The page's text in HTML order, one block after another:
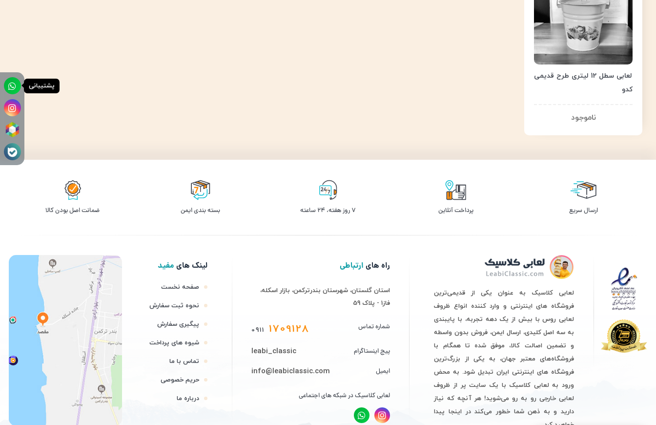
لعابی سطل 12 لیتری طرح قدیمی
کدو
پشتیبانی
ارسال سریع پرداخت آنلاین ۷ روز ﻫﻔﺘﻪ، ۲۴ ﺳﺎﻋﺘﻪ بسته بندی ایمن ﺿﻤﺎﻧﺖ اﺻﻞ ﺑﻮدن ﮐﺎﻟﺎ
لعابی کلاسیک به عنوان یکی از قدیمی‌ترین
فروشگاه های اینترنتی و وارد کننده انواع ظروف
لعابی روس با بیش از یک دهه تجربه، با پایبندی
به سه اصل کلیدی، ارسال ایمن، فروش بدون واسطه
و تضمین اصالت کالا، موفق شده تا همگام با
فروشگاه‌های معتبر جهان، به یکی از بزرگ‌ترین
فروشگاه های اینترنتی ایران تبدیل شود. به محض
ورود به لعابی کلاسیک با یک سایت پر از ظروف
لعابی خارجی رو به رو می‌شوید! هر آنچه که نیاز
دارید و به ذهن شما خطور می‌کند در اینجا پیدا
راه هایارتباطی
استان گلستان، شهرستان بندرترکمن، بازار اسکله،
فاز1 - پلاک 59
شماره تماس 0911 1709128
پیج اینستاگرام leabi_classic
ایمیل info@leabiclassic.com
لعابی کلاسیک در شبکه های اجتماعی
لینک های مفید
صفحه نخست
نحوه ثبت سفارش
پیگیری سفارش
شیوه های پرداخت
تماس با ما
حریم خصوصی
درباره ما